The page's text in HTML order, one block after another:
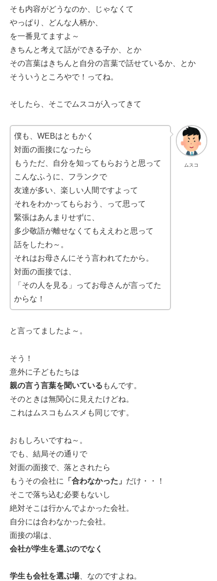
そも内容がどうなのか、じゃなくて
やっぱり、どんな人柄か、
を一番見てますよ～
きちんと考えて話ができる子か、とか
その言葉はきちんと自分の言葉で話せているか、とか
そういうところやで！ってね。
そしたら、そこでムスコが入ってきて
ムスコ
僕も、WEBはともかく
対面の面接になったら
もうただ、自分を知ってもらおうと思って
こんなふうに、フランクで
友達が多い、楽しい人間ですよって
それをわかってもらおう、って思って
緊張はあんまりせずに、
多少敬語が離せなくてもええわと思って
話をしたわ～。
それはお母さんにそう言われてたから。
対面の面接では、
「その人を見る」ってお母さんが言ってた
からな！
と言ってましたよ～。
そう！
意外に子どもたちは
親の言う言葉を聞いている もんです。
そのときは無関心に見えたけどね。
これはムスコもムスメも同じです。
おもしろいですね～。
でも、結局その通りで
対面の面接で、落とされたら
もうその会社に
「合わなかった」 だけ・・！
そこで落ち込む必要もないし
絶対そこは行かんでよかった会社。
自分には合わなかった会社。
面接の場は、
会社が学生を選ぶのでなく
学生も会社を選ぶ場、なのですよね。